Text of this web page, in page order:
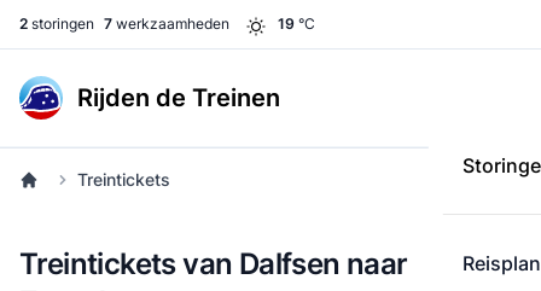
2 storingen 7 werkzaamheden 19 °C
Rijden de Treinen
Treintickets
Treintickets van Dalfsen naar